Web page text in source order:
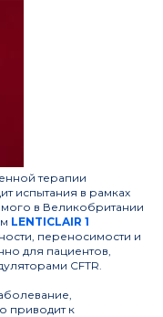
терапии
испытания в рамках
в Великобритании
LENTICLAIR 1
переносимости и
для пациентов,
CFTR.
приводит к